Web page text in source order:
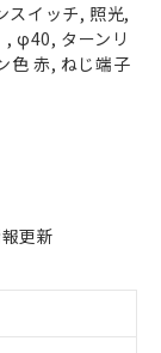
スイッチ, 照光,
, φ40, ターンリ
色 赤, ねじ端子
更新